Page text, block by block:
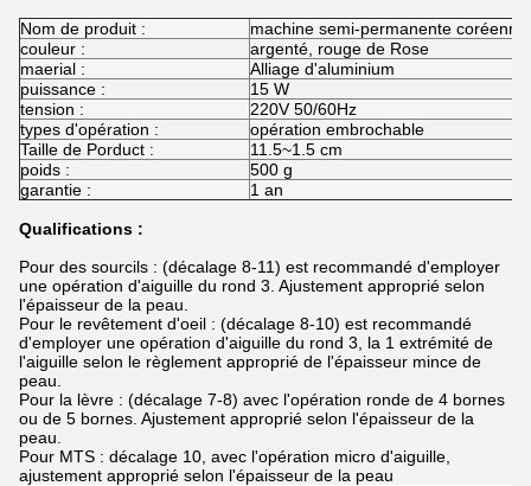
Nom de produit :
machine semi-permanente
couleur :
argenté, rouge de Rose
maerial :
Alliage d'aluminium
puissance :
15 W
tension :
220V 50/60Hz
types d'opération :
opération embrochable
Taille de Porduct :
11.5~1.5 cm
poids :
500 g
garantie :
1 an
Qualifications :
Pour des sourcils : (décalage 8-11) est recommandé d'employer
une opération d'aiguille du rond 3. Ajustement approprié selon
l'épaisseur de la peau.
Pour le revêtement d'oeil : (décalage 8-10) est recommandé
d'employer une opération d'aiguille du rond 3, la 1 extrémité de
l'aiguille selon le règlement approprié de l'épaisseur mince de
peau.
Pour la lèvre : (décalage 7-8) avec l'opération ronde de 4 bornes
ou de 5 bornes. Ajustement approprié selon l'épaisseur de la
peau.
Pour MTS : décalage 10, avec l'opération micro d'aiguille,
ajustement approprié selon l'épaisseur de la peau